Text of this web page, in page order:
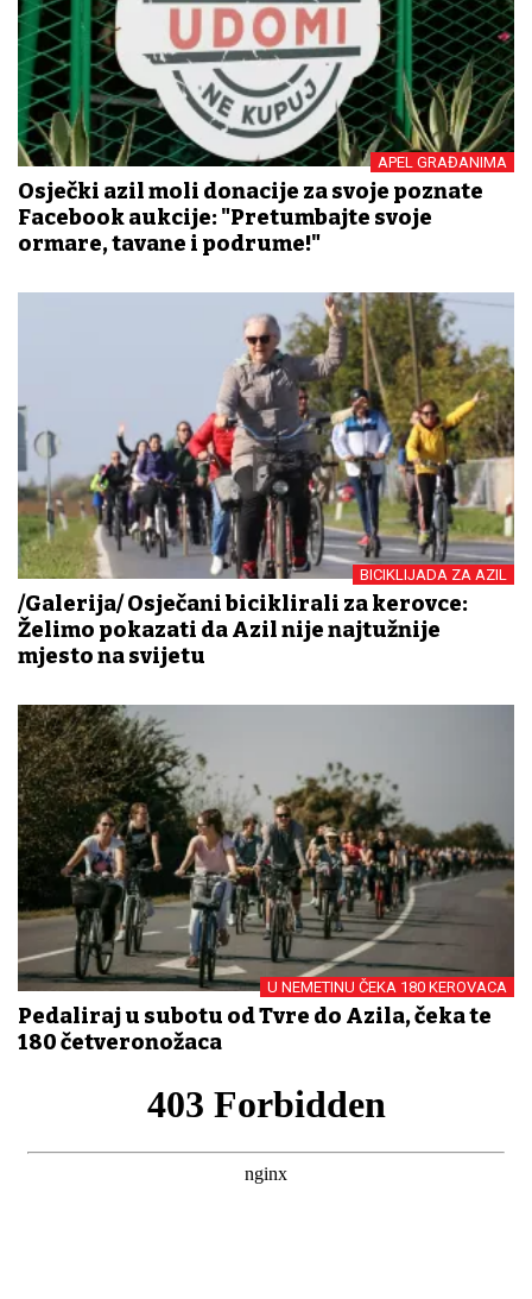
APEL GRAĐANIMA
Osječki azil moli donacije za svoje poznate
Facebook aukcije: "Pretumbajte svoje
ormare, tavane i podrume!"
BICIKLIJADA ZA AZIL
/Galerija/ Osječani biciklirali za kerovce:
Želimo pokazati da Azil nije najtužnije
mjesto na svijetu
U NEMETINU ČEKA 180 KEROVACA
Pedaliraj u subotu od Tvrđe do Azila, čeka te
180 četveronožaca